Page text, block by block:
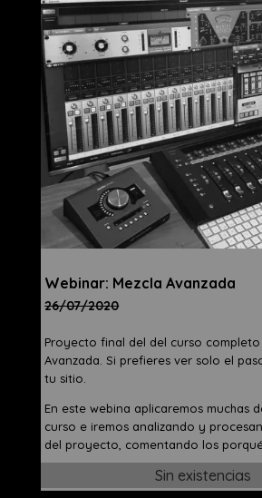
Webinar: Mezcla Avanzada
26/07/2020
Proyecto final del del curso completo
Avanzada. Si prefieres ver solo el
tu sitio.
En este webina aplicaremos muchas
curso e iremos analizando y
del proyecto, comentando los
Sin existencias